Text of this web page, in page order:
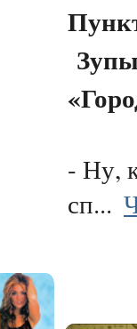
- Ну,
сп...